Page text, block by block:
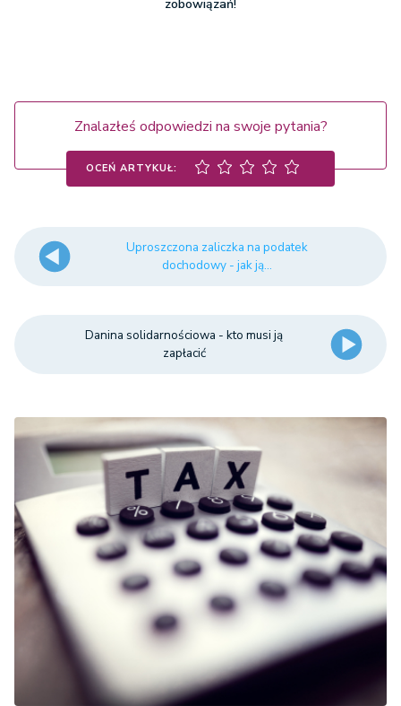
zobowiązań!
Znalazłeś odpowiedzi na swoje pytania?
OCEŃ ARTYKUŁ:
Uproszczona zaliczka na podatek
dochodowy - jak ją...
Danina solidarnościowa - kto musi ją
zapłacić